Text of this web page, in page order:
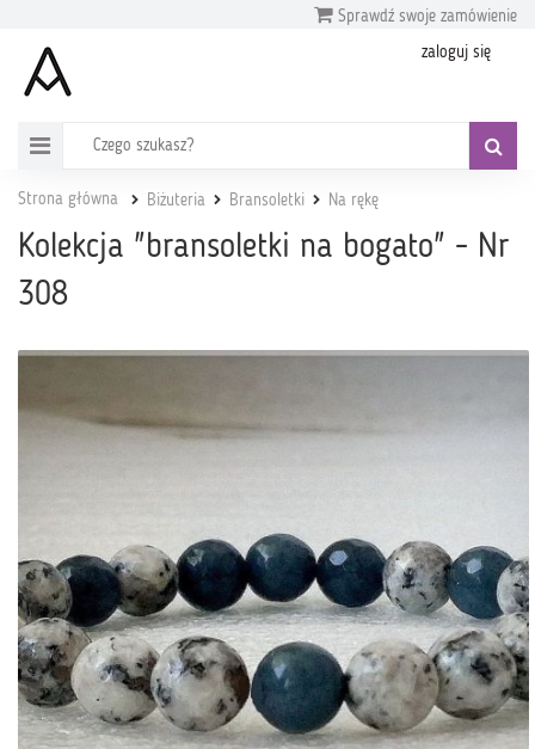
Sprawdź swoje zamówienie
zaloguj się
Strona główna Biżuteria Bransoletki Na rękę
Kolekcja "bransoletki na bogato" - Nr
308